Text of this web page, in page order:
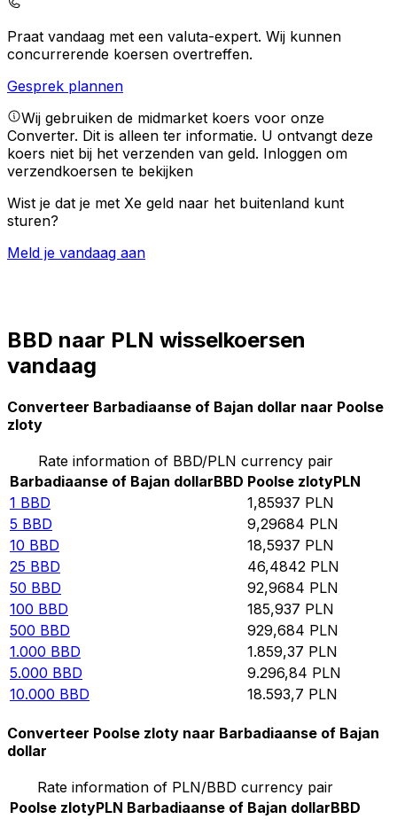
Praat vandaag met een valuta-expert. Wij kunnen
concurrerende koersen overtreffen.
Gesprek plannen
Wij gebruiken de midmarket koers voor onze
Converter. Dit is alleen ter informatie. U ontvangt deze
koers niet bij het verzenden van geld. Inloggen om
verzendkoersen te bekijken
Wist je dat je met Xe geld naar het buitenland kunt
sturen?
Meld je vandaag aan
BBD naar PLN wisselkoersen
vandaag
Converteer Barbadiaanse of Bajan dollar naar Poolse
zloty
Rate information of BBD/PLN currency pair
Barbadiaanse of Bajan dollarBBD Poolse zlotyPLN
1 BBD 1,85937 PLN
5 BBD 9,29684 PLN
10 BBD 18,5937 PLN
25 BBD 46,4842 PLN
50 BBD 92,9684 PLN
100 BBD 185,937 PLN
500 BBD 929,684 PLN
1.000 BBD 1.859,37 PLN
5.000 BBD 9.296,84 PLN
10.000 BBD 18.593,7 PLN
Converteer Poolse zloty naar Barbadiaanse of Bajan
dollar
Rate information of PLN/BBD currency pair
Poolse zlotyPLN Barbadiaanse of Bajan dollarBBD